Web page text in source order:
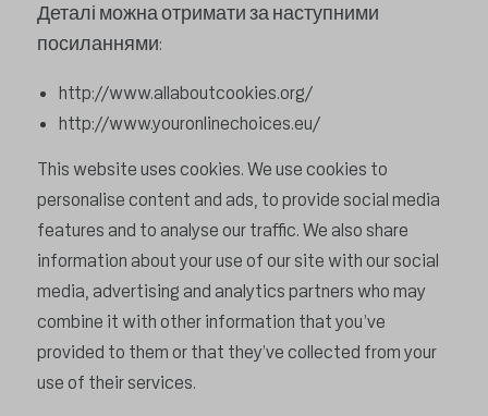
Деталі можна отримати за наступними
посиланнями:
http://www.allaboutcookies.org/
http://www.youronlinechoices.eu/
This website uses cookies. We use cookies to
personalise content and ads, to provide social media
features and to analyse our traffic. We also share
information about your use of our site with our social
media, advertising and analytics partners who may
combine it with other information that you’ve
provided to them or that they’ve collected from your
use of their services.